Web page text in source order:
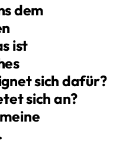
dem
ist
sich dafür?
sich an?